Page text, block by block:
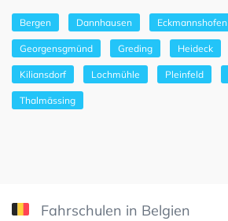
Bergen Dannhausen Eckmannshofen
Georgensgmünd Greding Heideck
Kiliansdorf Lochmühle Pleinfeld
Thalmässing
Fahrschulen in Belgien